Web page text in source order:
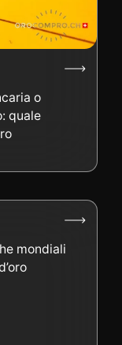
o
quale
mondiali